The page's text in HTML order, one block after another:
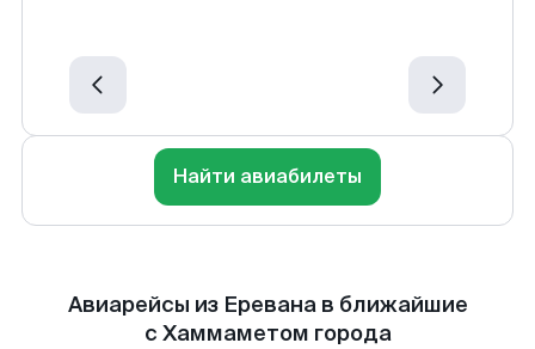
Найти авиабилеты
Авиарейсы из Еревана в ближайшие
с Хаммаметом города